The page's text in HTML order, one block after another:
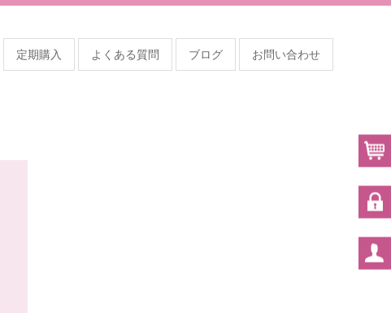
定期購入 よくある質問 ブログ お問い合わせ